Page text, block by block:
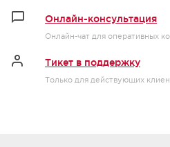
Онлайн-консультация
Онлайн-чат для оперативных
Тикет в поддержку
Только для действующих